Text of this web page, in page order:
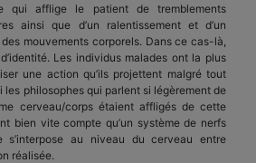
qui afflige le patient de tremblements
ainsi que d’un ralentissement et d’un
mouvements corporels. Dans ce cas-là,
Les individus malades ont la plus
une action qu’ils projettent malgré tout
les philosophes qui parlent si légèrement de
cerveau/corps étaient affligés de cette
bien vite compte qu’un système de nerfs
s’interpose au niveau du cerveau entre
réalisée.